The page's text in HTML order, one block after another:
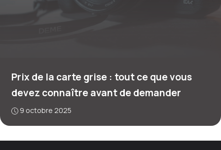
Prix de la carte grise : tout ce que vous
devez connaître avant de demander
9 octobre 2025